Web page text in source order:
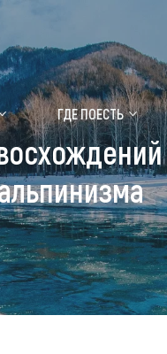
Чем
Мой
ГДЕ ПОЕСТЬ